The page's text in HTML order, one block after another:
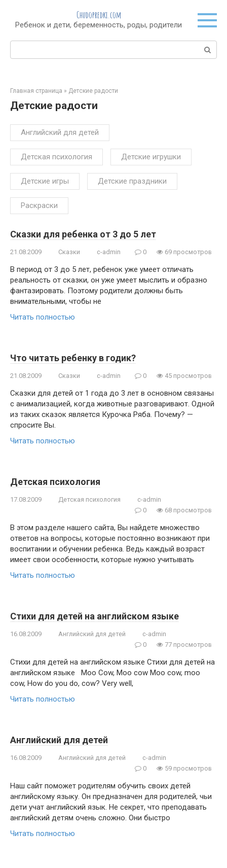
контенту
Chudopredki.com
Ребенок и дети, беременность, роды, родители
Поиск:
Главная страница » Детские радости
Детские радости
Английский для детей
Детская психология Детские игрушки
Детские игры Детские праздники
Раскраски
Сказки для ребенка от 3 до 5 лет
21.08.2009 Сказки c-admin 0 69 просмотров
В период от 3 до 5 лет, ребенок уже умеет отличать
реальность от сказки, он уже умеет мыслить и образно
фантазировать. Поэтому родители должны быть
внимательными, чтобы не
Читать полностью
Что читать ребенку в годик?
21.08.2009 Сказки c-admin 0 45 просмотров
Сказки для детей от 1 года до 3 лет в основном связаны
с анимализацией, когда животные разговаривают. Одной
из таких сказок является Курочка Ряба. Почему? —
спросите Вы.
Читать полностью
Детская психология
17.08.2009 Детская психология
c-admin
0
68 просмотров
В этом разделе нашего сайта, Вы найдете множество
ответов на вопросы, которые постоянно возникают при
воспитании и обучении ребенка. Ведь каждый возраст
имеет свои особенности, которые нужно учитывать
Читать полностью
Стихи для детей на английском языке
16.08.2009 Английский для детей
c-admin
0
77 просмотров
Стихи для детей на английском языке Стихи для детей на
английском языке Moo Cow, Moo cow Moo cow, moo
cow, How do you do, cow? Very well,
Читать полностью
Английский для детей
16.08.2009 Английский для детей
c-admin
0
59 просмотров
Наш сайт поможет родителям обучить своих детей
английскому языку. Он предназначен для родителей, чьи
дети учат английский язык. Не секрет, что преподавать
английский детям очень сложно. Они быстро
Читать полностью